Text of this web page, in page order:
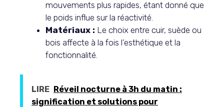
mouvements plus rapides, étant donné que
le poids influe sur la réactivité.
Matériaux : Le choix entre cuir, suède ou
bois affecte à la fois l’esthétique et la
fonctionnalité.
LIRE Réveil nocturne à 3h du matin :
signification et solutions pour